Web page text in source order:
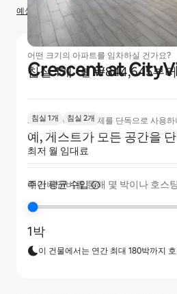
예상 호스팅 수입을 산정하는 방법
어떤 크기의 아파트를 임차하실 건가요?
침실 1개·월₩844,645부터
게스트가 아파트 전체를 단독으로 사용하
예, 게스트가 모든 공간을
에어비앤비를 통해 몇 박이나 호스
1박
이 건물에서는 연간 최대 180박까지
Crescent at
침실 1개 침실 2개
최저 월 임대료
주간 평균수입